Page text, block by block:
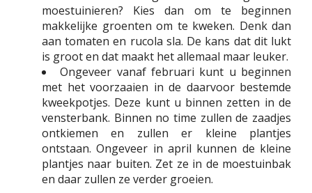
moestuinieren? Kies dan om te beginnen
makkelijke groenten om te kweken. Denk dan
aan tomaten en rucola sla. De kans dat dit lukt
is groot en dat maakt het allemaal maar leuker.
Ongeveer vanaf februari kunt u beginnen
met het voorzaaien in de daarvoor bestemde
kweekpotjes. Deze kunt u binnen zetten in de
vensterbank. Binnen no time zullen de zaadjes
ontkiemen en zullen er kleine plantjes
ontstaan. Ongeveer in april kunnen de kleine
plantjes naar buiten. Zet ze in de moestuinbak
en daar zullen ze verder groeien.